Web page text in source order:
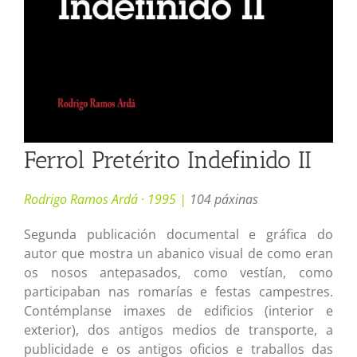
Ferrol Pretérito Indefinido II
Rodrigo Ramos Ardá · 1995 | 104 páxinas
Segunda publicación documental e gráfica do
autor que mostra un abanico visual de como eran
os nosos antepasados, como vestían, como
participaban nas romarías e festas campestres.
Contémplanse imaxes de edificios (interior e
exterior), dos antigos medios de transporte, a
publicidade e os antigos oficios e traballos das